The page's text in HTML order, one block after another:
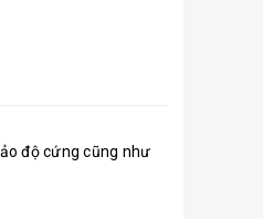
độ cứng cũng như